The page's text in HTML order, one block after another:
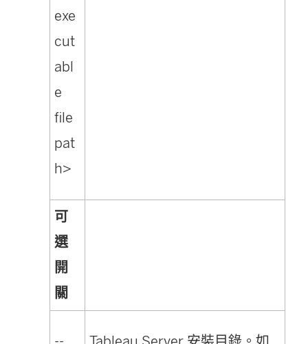
exe
cut
abl
e
file
pat
h>
可
選
開
關